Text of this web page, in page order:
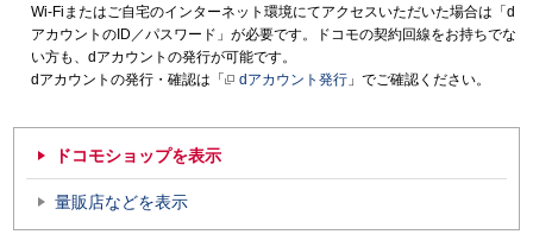
Wi-Fiまたはご自宅のインターネット環境にてアクセスいただいた場合は「d
アカウントのID／パスワード」が必要です。ドコモの契約回線をお持ちでな
い方も、dアカウントの発行が可能です。
dアカウントの発行・確認は「
dアカウント発行 」でご確認ください。
ドコモショップを表示
量販店などを表示